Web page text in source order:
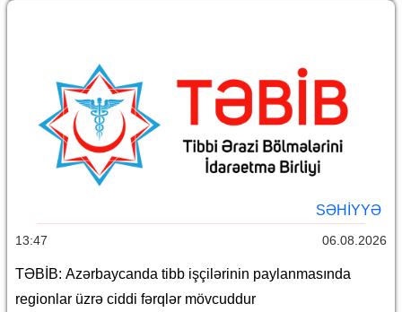
SƏHIYYƏ
13:47 06.08.2026
TƏBİB: Azərbaycanda tibb işçilərinin paylanmasında
regionlar üzrə ciddi fərqlər mövcuddur